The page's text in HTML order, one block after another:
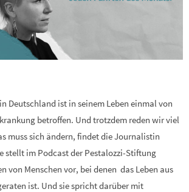
Deutschland ist in seinem Leben einmal von
betroffen. Und trotzdem reden wir viel
muss sich ändern, findet die Journalistin
stellt im Podcast der Pestalozzi-Stiftung
von Menschen vor, bei denen das Leben aus
ist. Und sie spricht darüber mit